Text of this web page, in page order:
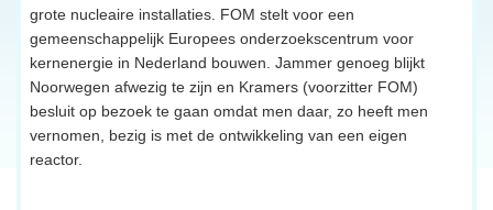
grote nucleaire installaties. FOM stelt voor een
gemeenschappelijk Europees onderzoekscentrum voor
kernenergie in Nederland bouwen. Jammer genoeg blijkt
Noorwegen afwezig te zijn en Kramers (voorzitter FOM)
besluit op bezoek te gaan omdat men daar, zo heeft men
vernomen, bezig is met de ontwikkeling van een eigen
reactor.